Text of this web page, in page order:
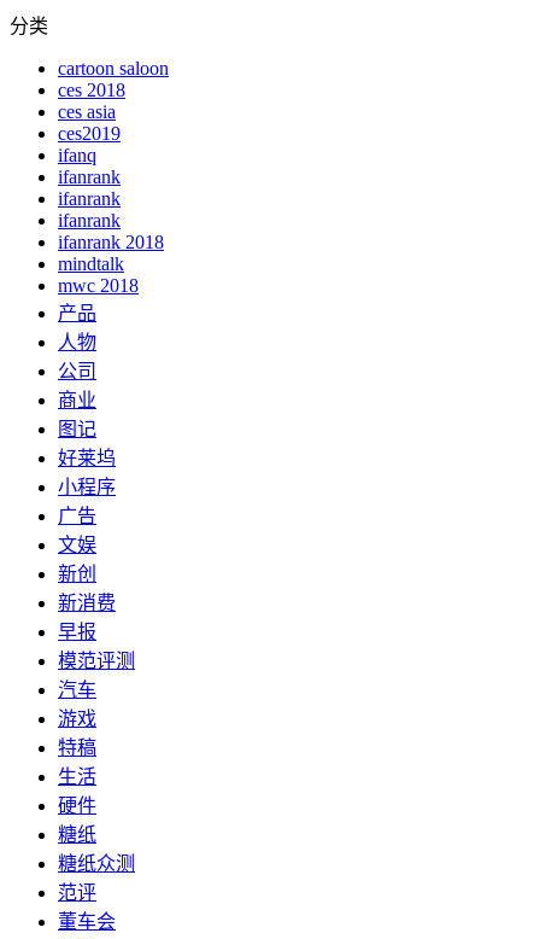
分类
cartoon saloon
ces 2018
ces asia
ces2019
ifanq
ifanrank
ifanrank
ifanrank
ifanrank 2018
mindtalk
mwc 2018
产品
人物
公司
商业
图记
好莱坞
小程序
广告
文娱
新创
新消费
早报
模范评测
汽车
游戏
特稿
生活
硬件
糖纸
糖纸众测
范评
董车会